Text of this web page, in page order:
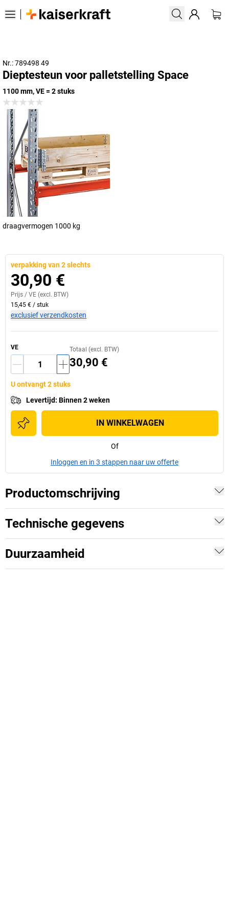
Nr.: 789498 49
Dieptesteun voor palletstelling Space
1100 mm, VE = 2 stuks
draagvermogen 1000 kg
verpakking van 2 slechts
30,90 €
Prijs / VE (excl. BTW)
15,45 € / stuk
exclusief verzendkosten
VE Totaal (excl. BTW)
30,90 €
U ontvangt 2 stuks
Levertijd: Binnen 2 weken
IN WINKELWAGEN
Of
Inloggen en in 3 stappen naar uw offerte
Productomschrijving
Technische gegevens
Duurzaamheid